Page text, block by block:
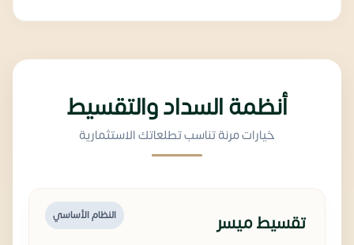
أنظمة السداد والتقسيط
خيارات مرنة تناسب تطلعاتك الاستثمارية
النظام الأساسي تقسيط ميسر